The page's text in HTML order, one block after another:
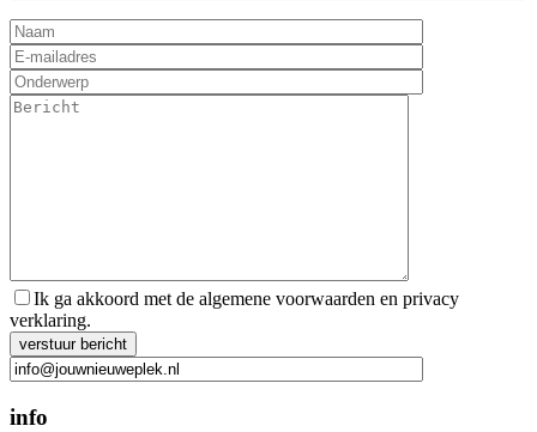
Ik ga akkoord met de algemene voorwaarden en privacy
verklaring.
Gelieve dit veld leeg te laten.
info